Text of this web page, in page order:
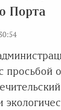
Порта
просьбой